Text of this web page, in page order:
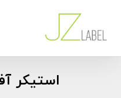
استیکر